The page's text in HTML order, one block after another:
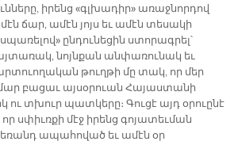
իրենց «գլխադիր» առաջնորդով
ճար, ամէն յոյս եւ ամէն տեսակի
ընդունեցին ստորագրել՝
նոյնքան անփառունակ եւ
թուղթի մը տակ, որ մեր
բացաւ այսօրուան Հայաստանի
ու տխուր պատկերը։ Գուցէ այդ օրուընէ
սփիւռքի մէջ իրենց գոյատեւման
ապահոված եւ ամէն օր